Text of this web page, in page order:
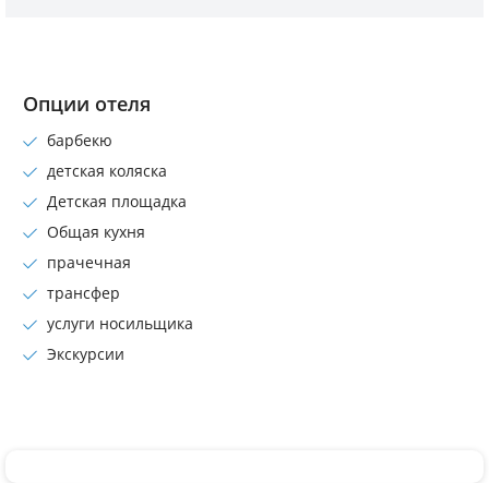
Опции отеля
барбекю
детская коляска
Детская площадка
Общая кухня
прачечная
трансфер
услуги носильщика
Экскурсии